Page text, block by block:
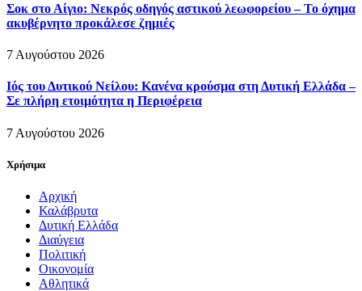
Σοκ στο Αίγιο: Νεκρός οδηγός αστικού λεωφορείου – Το όχημα
ακυβέρνητο προκάλεσε ζημιές
7 Αυγούστου 2026
Ιός του Δυτικού Νείλου: Κανένα κρούσμα στη Δυτική Ελλάδα –
Σε πλήρη ετοιμότητα η Περιφέρεια
7 Αυγούστου 2026
Χρήσιμα
Αρχική
Καλάβρυτα
Δυτική Ελλάδα
Διαύγεια
Πολιτική
Οικονομία
Αθλητικά